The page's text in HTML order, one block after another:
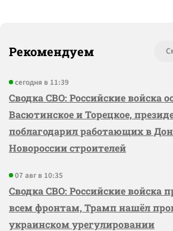
Рекомендуем
сегодня в 11:39
Сводка СВО: Российские войска
Васютинское и Торецкое,
поблагодарил работающих в
Новороссии строителей
07 авг в 10:35
Сводка СВО: Российские войска
всем фронтам, Трамп нашёл
украинском урегулировании